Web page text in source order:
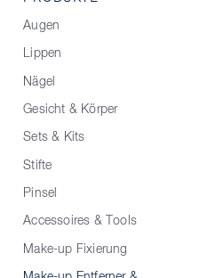
Augen
Lippen
Nägel
Gesicht & Körper
Sets & Kits
Stifte
Pinsel
Accessoires & Tools
Make-up Fixierung